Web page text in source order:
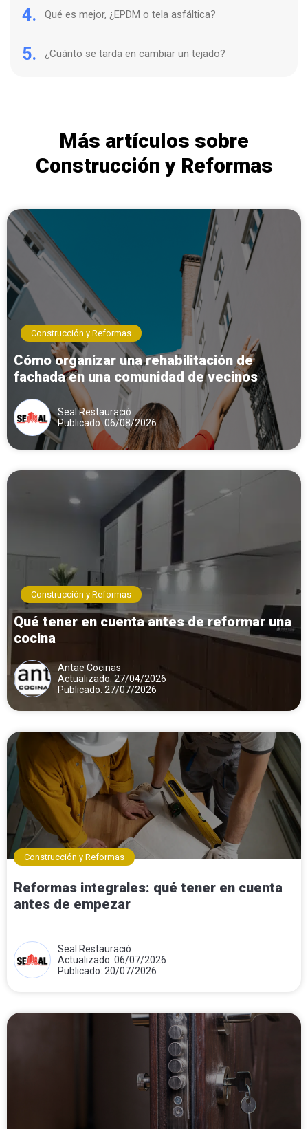
4. Qué es mejor, ¿EPDM o tela asfáltica?
5. ¿Cuánto se tarda en cambiar un tejado?
Más artículos sobre
Construcción y Reformas
Construcción y Reformas
Cómo organizar una rehabilitación de
fachada en una comunidad de vecinos
Seal Restauració
Publicado: 06/08/2026
Construcción y Reformas
Qué tener en cuenta antes de reformar una
cocina
Antae Cocinas
Actualizado: 27/04/2026
Publicado: 27/07/2026
Construcción y Reformas
Reformas integrales: qué tener en cuenta
antes de empezar
Seal Restauració
Actualizado: 06/07/2026
Publicado: 20/07/2026